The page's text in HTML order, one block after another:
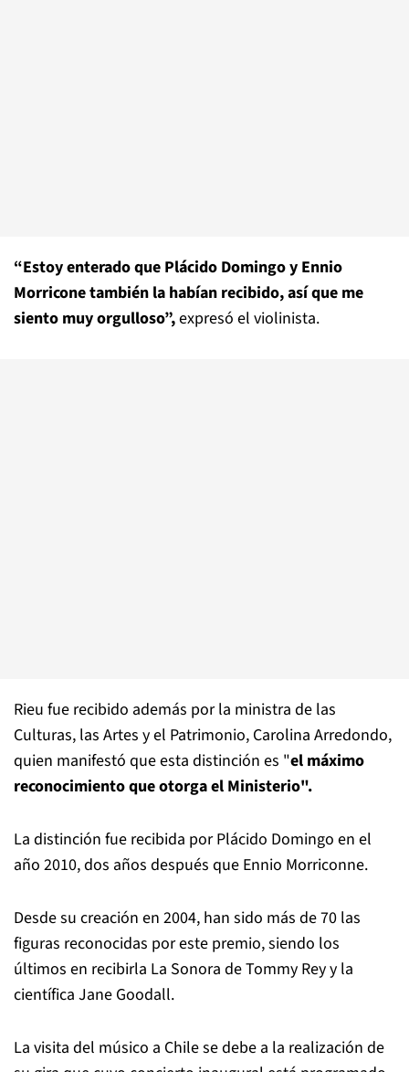
“Estoy enterado que Plácido Domingo y Ennio
Morricone también la habían recibido, así que me
siento muy orgulloso”,expresó el violinista.
Rieu fue recibido además por la ministra de las
Culturas, las Artes y el Patrimonio, Carolina Arredondo,
quien manifestó que esta distinción es "el máximo
reconocimiento que otorga el Ministerio".
La distinción fue recibida por Plácido Domingo en el
año 2010, dos años después que Ennio Morriconne.
Desde su creación en 2004, han sido más de 70 las
figuras reconocidas por este premio, siendo los
últimos en recibirla La Sonora de Tommy Rey y la
científica Jane Goodall.
La visita del músico a Chile se debe a la realización de